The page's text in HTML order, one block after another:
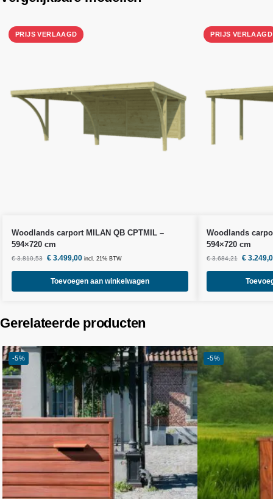
Woodlandscarport MILAN QB CPTMIL –
594×720 cm
€3.810,53 €3.499,00 incl. 21% BTW
Toevoegen aan winkelwagen
Woodlands
594×720 cm
€3.684,21 €
Gerelateerde producten
-5% -5%